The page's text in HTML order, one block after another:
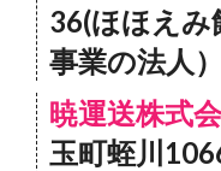
36(ほほえみ
事業の法人）
暁運送株式
玉町蛭川